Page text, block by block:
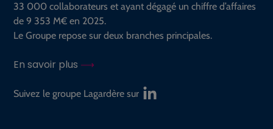
33 000 collaborateurs et ayant dégagé un chiffre d’affaires
de 9 353 M€ en 2025.
Le Groupe repose sur deux branches principales.
En savoir plus
Suivez le groupe Lagardère sur